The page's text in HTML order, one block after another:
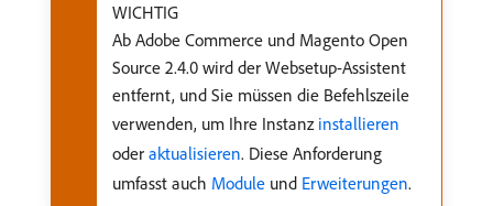
WICHTIG
Ab Adobe Commerce und Magento Open
Source 2.4.0 wird der Websetup-Assistent
entfernt, und Sie müssen die Befehlszeile
verwenden, um Ihre Instanz installieren
oder aktualisieren. Diese Anforderung
umfasst auch Module und Erweiterungen.